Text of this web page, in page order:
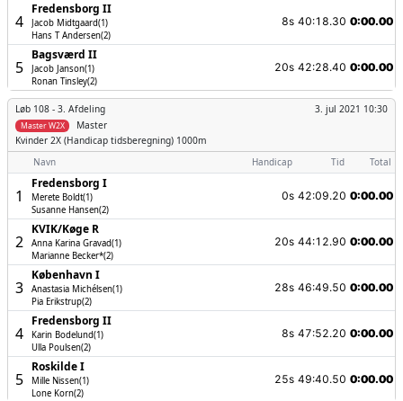
4
Fredensborg II
Jacob Midtgaard(1)
Hans T Andersen(2)
8s 40:18.30 0:00.00
5
Bagsværd II
Jacob Janson(1)
Ronan Tinsley(2)
20s 42:28.40 0:00.00
Løb 108 - 3. Afdeling
Master
3. jul 2021 10:30
Master W2X
Kvinder 2X (Handicap tidsberegning) 1000m
Navn
Handicap Tid Total
1
Fredensborg I
Merete Boldt(1)
Susanne Hansen(2)
0s 42:09.20 0:00.00
2
KVIK/­Køge R
Anna Karina Gravad(1)
Marianne Becker*(2)
20s 44:12.90 0:00.00
3
København I
Anastasia Michélsen(1)
Pia Erikstrup(2)
28s 46:49.50 0:00.00
4
Fredensborg II
Karin Bodelund(1)
Ulla Poulsen(2)
8s 47:52.20 0:00.00
5
Roskilde I
Mille Nissen(1)
Lone Korn(2)
25s 49:40.50 0:00.00